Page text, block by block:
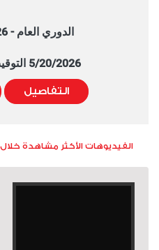
الدوري العام - 2025/2026
5/20/2026 التوقيت 8:00 PM
التفاصيل
الفيديوهات الأكثر مشاهدة